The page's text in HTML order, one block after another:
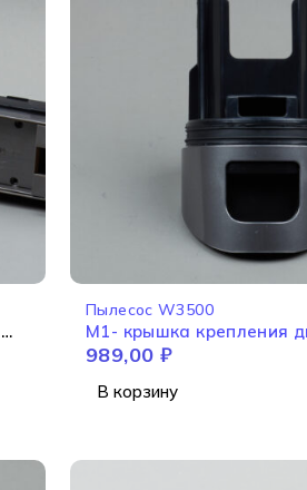
Пылесос W3500
M1- крышка крепления
W3500
989,00 ₽
В корзину